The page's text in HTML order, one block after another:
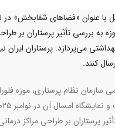
با عنوان «فضاهای شفابخش»
به بررسی تأثیر پرستاران بر
می‌پردازد. پرستاران ایران
کنند.
سازمان نظام پرستاری، موزه
پرستاران بر طراحی مراکز